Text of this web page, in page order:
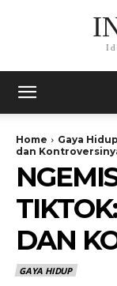
Home Gaya Hidup
dan
DAN
GAYA HIDUP